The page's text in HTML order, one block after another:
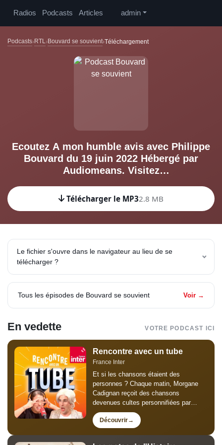
Radios Podcasts Articles admin
Podcasts RTL Bouvard se souvient Téléchargement
Ecoutez A mon humble avis avec Philippe
Bouvard du 19 juin 2022 Hébergé par
Audiomeans. Visitez
pour plus d'informations.
Télécharger le MP32.8 MB
Le fichier s'ouvre dans le navigateur au lieu de se
télécharger ?
Tous les épisodes de Bouvard se souvient Voir →
En vedette VOTRE PODCAST ICI
Rencontre avec un tube
France Inter
Et si les chansons étaient des
personnes ? Chaque matin, Morgane
Cadignan reçoit des chansons
devenues cultes personnifiées par
Thomas Poitevin pour un faux grand
entretien de trois minutes : humour,
Découvrir